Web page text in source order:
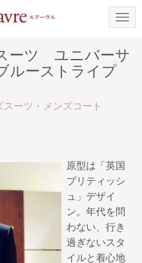
N
a
g
a
ーツ ユニバーサ
ーストライプ
スーツ・メンズコート
原型は「英国
ブリティッシ
ュ」デザイ
ン。年代を問
わない、行き
過ぎないスタ
イルと着心地